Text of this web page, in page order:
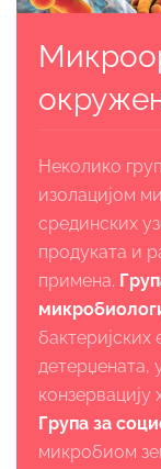
Неколико
изолацијом
срединских
продуката и
примена.
бактеријских
детерџената,
Група за
микробиом